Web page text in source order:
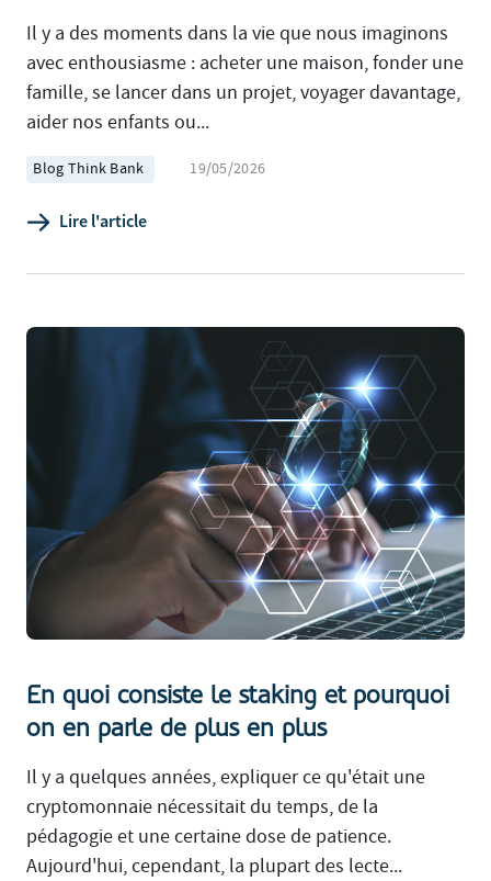
Il y a des moments dans la vie que nous imaginons
avec enthousiasme : acheter une maison, fonder une
famille, se lancer dans un projet, voyager davantage,
aider nos enfants ou...
Blog Think Bank 19/05/2026
Lire l'article
En quoi consiste le staking et pourquoi
on en parle de plus en plus
Il y a quelques années, expliquer ce qu'était une
cryptomonnaie nécessitait du temps, de la
pédagogie et une certaine dose de patience.
Aujourd'hui, cependant, la plupart des lecte...